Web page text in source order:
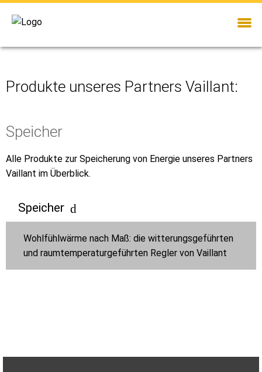
Produkte unseres Partners Vaillant:
Speicher
Alle Produkte zur Speicherung von Energie unseres Partners
Vaillant im Überblick.
Speicher
Wohlfühlwärme nach Maß: die witterungsgeführten
und raumtemperaturgeführten Regler von Vaillant